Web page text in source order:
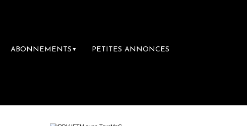
ABONNEMENTS ▼ PETITES ANNONCES